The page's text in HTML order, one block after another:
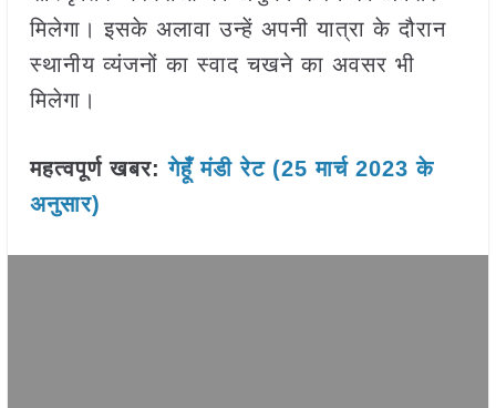
मिलेगा। इसके अलावा उन्हें अपनी यात्रा के दौरान
स्थानीय व्यंजनों का स्वाद चखने का अवसर भी
मिलेगा।
महत्वपूर्ण खबर:गेहूँ मंडी रेट (25 मार्च 2023 के
अनुसार)